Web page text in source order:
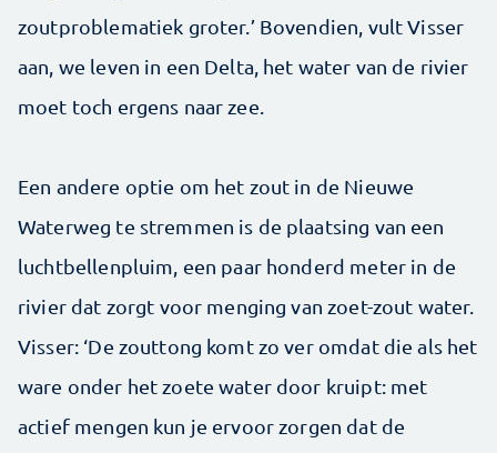
zoutproblematiek groter.’ Bovendien, vult Visser
aan, we leven in een Delta, het water van de rivier
moet toch ergens naar zee.
Een andere optie om het zout in de Nieuwe
Waterweg te stremmen is de plaatsing van een
luchtbellenpluim, een paar honderd meter in de
rivier dat zorgt voor menging van zoet-zout water.
Visser: ‘De zouttong komt zo ver omdat die als het
ware onder het zoete water door kruipt: met
actief mengen kun je ervoor zorgen dat de